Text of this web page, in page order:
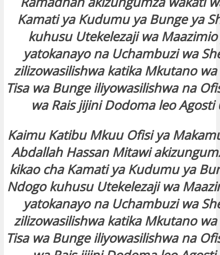
Kamati ya Kudumu ya Bunge ya
kuhusu Utekelezaji wa
yatokanayo na Uchambuzi wa
zilizowasilishwa katika Mkutano
Tisa wa Bunge iliyowasilishwa na
wa Rais jijini Dodoma leo Agosti
Kaimu Katibu Mkuu Ofisi ya
Abdallah Hassan Mitawi
kikao cha Kamati ya Kudumu ya
Ndogo kuhusu Utekelezaji wa
yatokanayo na Uchambuzi wa
zilizowasilishwa katika Mkutano
Tisa wa Bunge iliyowasilishwa na